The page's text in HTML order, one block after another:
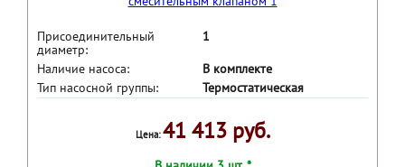
Присоединительный
диаметр:
1
Наличие насоса:
В комплекте
Тип насосной группы:
Термостатическая
Цена:41 413 руб.